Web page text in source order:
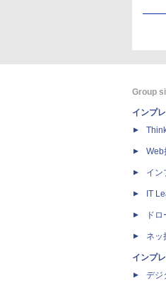
Group
インプ
Web
イン
IT
ド
ネッ
インプ
デジ